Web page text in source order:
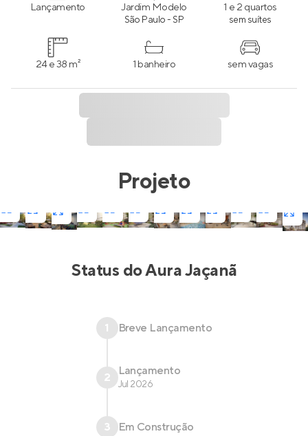
Lançamento Jardim Modelo
São Paulo - SP
1 e 2 quartos
sem suítes
24 e 38 m² 1 banheiro sem vagas
Projeto
Status doAura Jaçanã
1 Breve Lançamento
2 Lançamento
Jul 2026
3 Em Construção